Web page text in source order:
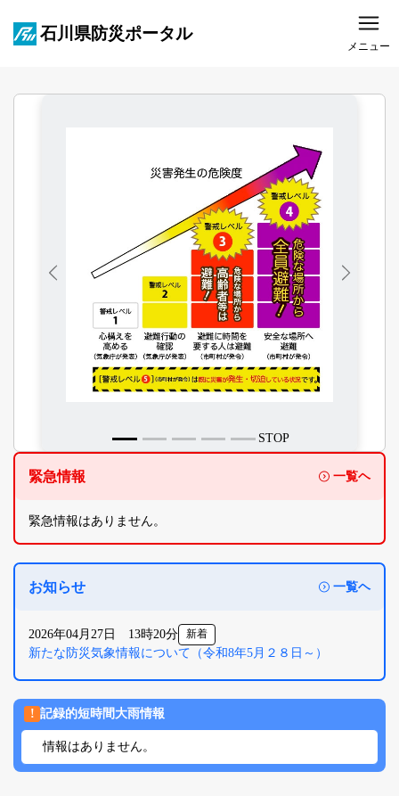
石川県防災ポータル
メニュー
STOP
緊急情報 一覧ヘ
緊急情報はありません。
お知らせ 一覧ヘ
2026年04月27日 13時20分 新着
新たな防災気象情報について（令和8年5月２８日～）
! 記録的短時間大雨情報
情報はありません。